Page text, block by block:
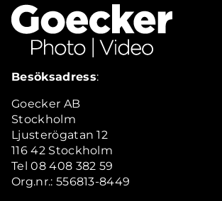
Besöksadress:
Goecker AB
Stockholm
Ljusterögatan 12
116 42 Stockholm
Tel 08 408 382 59
Org.nr.: 556813-8449